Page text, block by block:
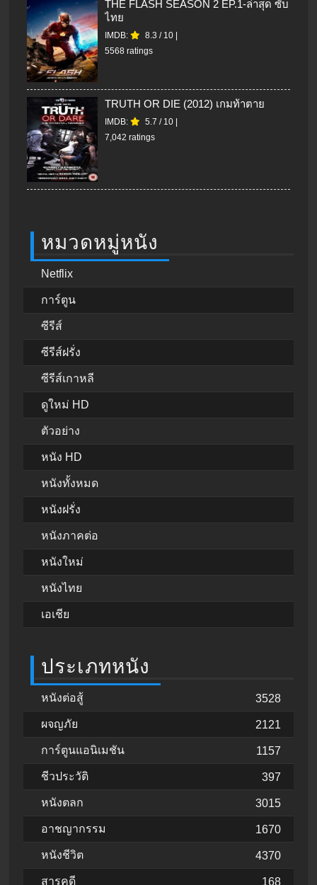
THE FLASH SEASON 2 EP.1-ล่าสุด ซับ
ไทย
IMDB: 8.3 / 10
5568 ratings
TRUTH OR DIE (2012) เกมท้าตาย
IMDB: 5.7 / 10
7,042 ratings
หมวดหมู่หนัง
Netflix
การ์ตูน
ซีรีส์
ซีรีส์ฝรั่ง
ซีรีส์เกาหลี
ดูใหม่ HD
ตัวอย่าง
หนัง HD
หนังทั้งหมด
หนังฝรั่ง
หนังภาคต่อ
หนังใหม่
หนังไทย
เอเชีย
ประเภทหนัง
หนังต่อสู้ 3528
ผจญภัย 2121
การ์ตูนแอนิเมชัน 1157
ชีวประวัติ 397
หนังตลก 3015
อาชญากรรม 1670
หนังชีวิต 4370
สารคดี 168